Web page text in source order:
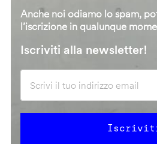
Anche noi odiamo lo spam,
l’iscrizione in qualunque
Iscriviti alla newsletter!